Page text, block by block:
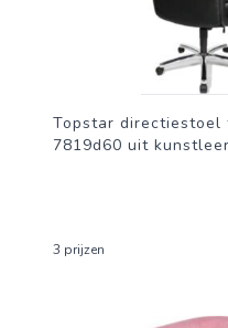
Topstar directiestoel
7819d60 uit
3 prijzen